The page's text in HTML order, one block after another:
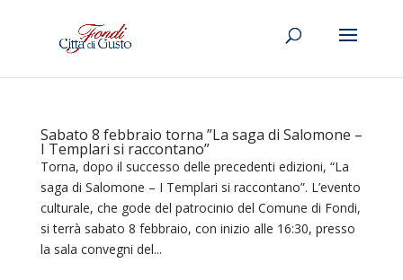
Sabato 8 febbraio torna ”La saga di Salomone –
I Templari si raccontano”
Torna, dopo il successo delle precedenti edizioni, “La
saga di Salomone – I Templari si raccontano”. L’evento
culturale, che gode del patrocinio del Comune di Fondi,
si terrà sabato 8 febbraio, con inizio alle 16:30, presso
la sala convegni del...